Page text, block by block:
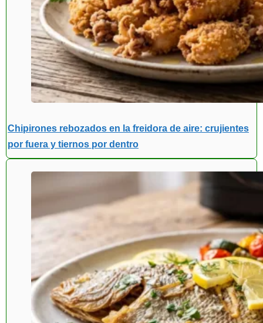
Chipirones rebozados en la freidora de aire: crujientes
por fuera y tiernos por dentro